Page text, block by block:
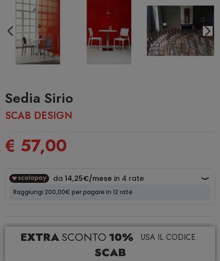
Sedia Sirio
SCAB DESIGN
€ 57,00
EXTRA SCONTO 10% USA IL CODICE
SCAB